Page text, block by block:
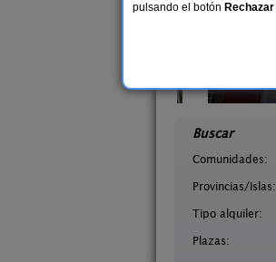
25 €
Buscar
Comunidades:
Provincias/Islas:
Tipo alquiler:
Plazas:
pulsando el botón Rechazar